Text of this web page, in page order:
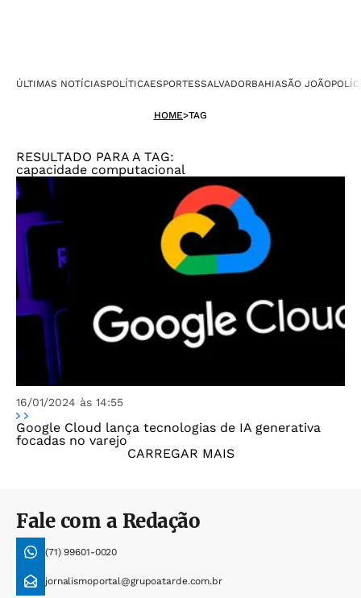
ÚLTIMAS NOTÍCIASPOLÍTICAESPORTESSALVADORBAHIASÃO JOÃO
HOME>TAG
RESULTADO PARA A TAG:
capacidade computacional
16/01/2024 às 14:55
Google Cloud lança tecnologias de IA generativa
focadas no varejo
CARREGAR MAIS
Fale com a Redação
(71) 99601-0020
jornalismoportal@grupoatarde.com.br